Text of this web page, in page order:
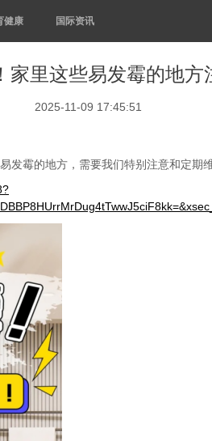
健康 国际资讯
家里这些易发霉的地方
2025-11-09 17:45:51
发霉的地方，需要我们特别注意和定期